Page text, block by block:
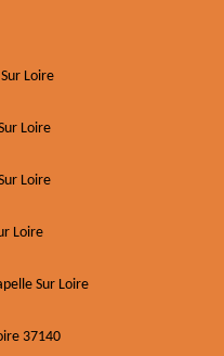
Loire
Loire
Loire
Loire
Sur Loire
37140